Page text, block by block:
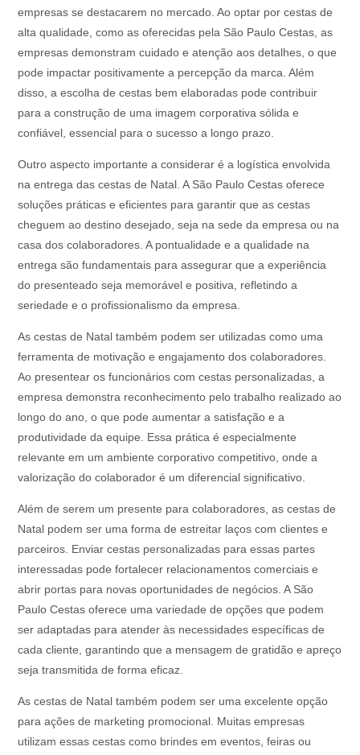
empresas se destacarem no mercado. Ao optar por cestas de
alta qualidade, como as oferecidas pela São Paulo Cestas, as
empresas demonstram cuidado e atenção aos detalhes, o que
pode impactar positivamente a percepção da marca. Além
disso, a escolha de cestas bem elaboradas pode contribuir
para a construção de uma imagem corporativa sólida e
confiável, essencial para o sucesso a longo prazo.
Outro aspecto importante a considerar é a logística envolvida
na entrega das cestas de Natal. A São Paulo Cestas oferece
soluções práticas e eficientes para garantir que as cestas
cheguem ao destino desejado, seja na sede da empresa ou na
casa dos colaboradores. A pontualidade e a qualidade na
entrega são fundamentais para assegurar que a experiência
do presenteado seja memorável e positiva, refletindo a
seriedade e o profissionalismo da empresa.
As cestas de Natal também podem ser utilizadas como uma
ferramenta de motivação e engajamento dos colaboradores.
Ao presentear os funcionários com cestas personalizadas, a
empresa demonstra reconhecimento pelo trabalho realizado ao
longo do ano, o que pode aumentar a satisfação e a
produtividade da equipe. Essa prática é especialmente
relevante em um ambiente corporativo competitivo, onde a
valorização do colaborador é um diferencial significativo.
Além de serem um presente para colaboradores, as cestas de
Natal podem ser uma forma de estreitar laços com clientes e
parceiros. Enviar cestas personalizadas para essas partes
interessadas pode fortalecer relacionamentos comerciais e
abrir portas para novas oportunidades de negócios. A São
Paulo Cestas oferece uma variedade de opções que podem
ser adaptadas para atender às necessidades específicas de
cada cliente, garantindo que a mensagem de gratidão e apreço
seja transmitida de forma eficaz.
As cestas de Natal também podem ser uma excelente opção
para ações de marketing promocional. Muitas empresas
utilizam essas cestas como brindes em eventos, feiras ou